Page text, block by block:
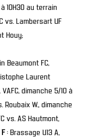
10H30 au terrain
vs. Lambersart UF
Houy;
Beaumont FC,
Laurent
VAFC, dimanche 5/10 à
Roubaix W., dimanche
vs. AS Hautmont,
: Brassage U13 A,